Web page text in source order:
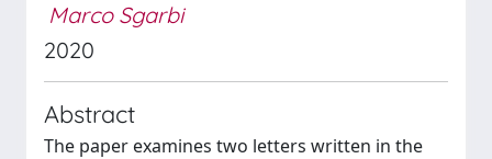
Marco Sgarbi
2020
Abstract
The paper examines two letters written in the